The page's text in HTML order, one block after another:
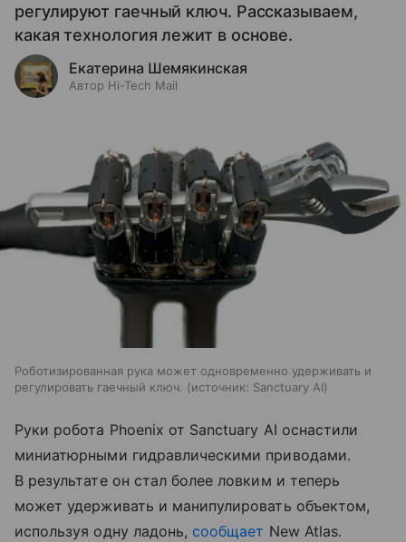
регулируют гаечный ключ. Рассказываем,
какая технология лежит в основе.
Екатерина Шемякинская
Автор Hi-Tech Mail
Роботизированная рука может одновременно удерживать и
регулировать гаечный ключ.
источник: Sanctuary AI
Руки робота Phoenix от Sanctuary AI оснастили
миниатюрными гидравлическими приводами.
В результате он стал более ловким и теперь
может удерживать и манипулировать объектом,
используя одну ладонь, сообщает New Atlas.